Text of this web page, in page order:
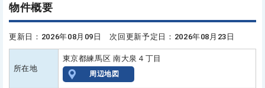
物件概要
更新日：2026年08月09日 次回更新予定日：2026年08月23日
所在地
東京都練馬区 南大泉４丁目
周辺地図